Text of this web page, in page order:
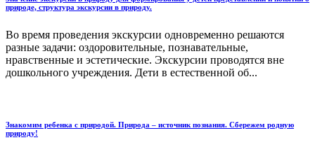
природе, структура экскурсии в природу.
Во время проведения экскурсии одновременно решаются
разные задачи: оздоровительные, познавательные,
нравственные и эстетические. Экскурсии проводятся вне
дошкольного учреждения. Дети в естественной об...
Знакомим ребенка с природой. Природа – источник познания. Сбережем родную
природу!